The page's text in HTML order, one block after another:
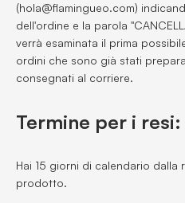
(hola@flamingueo.com)
dell'ordine e la parola
verrà esaminata il prima
ordini che sono già stati
consegnati al corriere.
Termine per i resi:
Hai 15 giorni di calendario dalla
prodotto.